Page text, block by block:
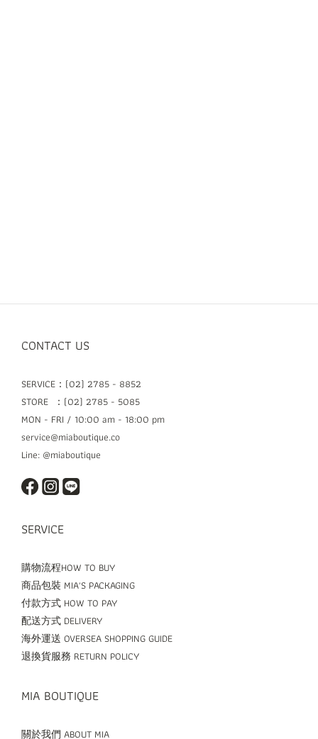
CONTACT US
SERVICE：(02) 2785 - 8852
STORE ：(02) 2785 - 5085
MON - FRI / 10:00 am - 18:00 pm
service@miaboutique.co
Line: @miaboutique
SERVICE
購物流程HOW TO BUY
商品包裝 MIA'S PACKAGING
付款方式 HOW TO PAY
配送方式 DELIVERY
海外運送 OVERSEA SHOPPING GUIDE
退換貨服務 RETURN POLICY
MIA BOUTIQUE
關於我們 ABOUT MIA